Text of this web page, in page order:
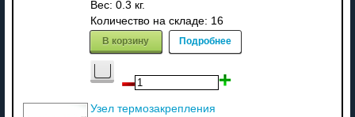
Вес: 0.3 кг.
Количество на складе: 16
В корзину Подробнее
Узел термозакрепления